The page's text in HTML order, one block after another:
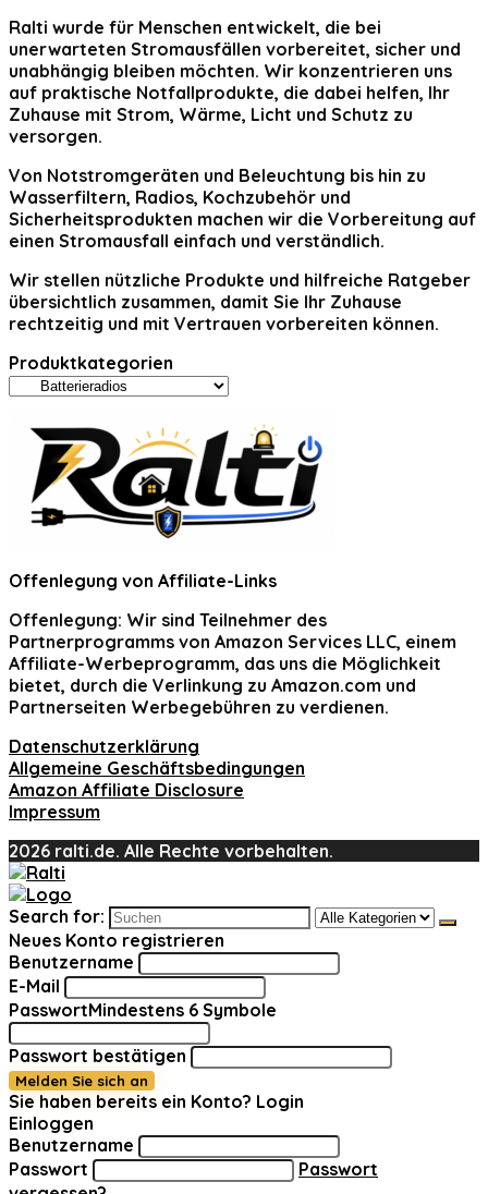
Ralti wurde für Menschen entwickelt, die bei
unerwarteten Stromausfällen vorbereitet, sicher und
unabhängig bleiben möchten. Wir konzentrieren uns
auf praktische Notfallprodukte, die dabei helfen, Ihr
Zuhause mit Strom, Wärme, Licht und Schutz zu
versorgen.
Von Notstromgeräten und Beleuchtung bis hin zu
Wasserfiltern, Radios, Kochzubehör und
Sicherheitsprodukten machen wir die Vorbereitung auf
einen Stromausfall einfach und verständlich.
Wir stellen nützliche Produkte und hilfreiche Ratgeber
übersichtlich zusammen, damit Sie Ihr Zuhause
rechtzeitig und mit Vertrauen vorbereiten können.
Produktkategorien
Offenlegung von Affiliate-Links
Offenlegung: Wir sind Teilnehmer des
Partnerprogramms von Amazon Services LLC, einem
Affiliate-Werbeprogramm, das uns die Möglichkeit
bietet, durch die Verlinkung zu Amazon.com und
Partnerseiten Werbegebühren zu verdienen.
Datenschutzerklärung
Allgemeine Geschäftsbedingungen
Amazon Affiliate Disclosure
Impressum
2026 ralti.de. Alle Rechte vorbehalten.
Search for:
Neues Konto registrieren
Benutzername
E-Mail
PasswortMindestens 6 Symbole
Passwort bestätigen
Melden Sie sich an
Sie haben bereits ein Konto? Login
Einloggen
Benutzername
Passwort
Passwort